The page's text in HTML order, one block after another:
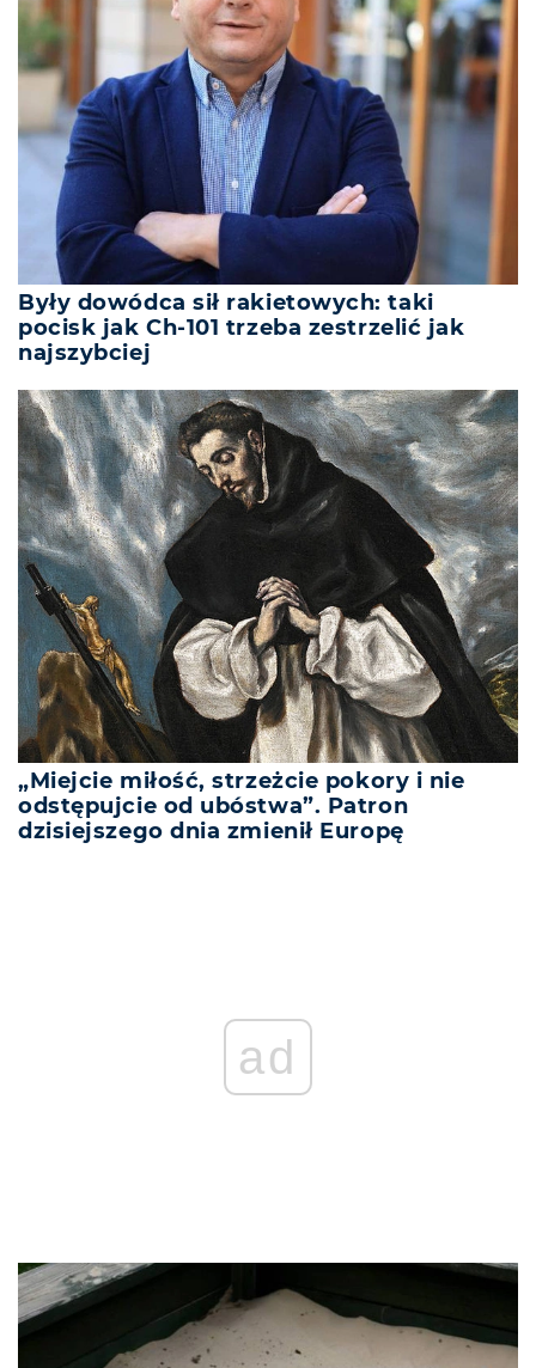
Były dowódca sił rakietowych: taki
pocisk jak Ch-101 trzeba zestrzelić jak
najszybciej
„Miejcie miłość, strzeżcie pokory i nie
odstępujcie od ubóstwa”. Patron
dzisiejszego dnia zmienił Europę
ad